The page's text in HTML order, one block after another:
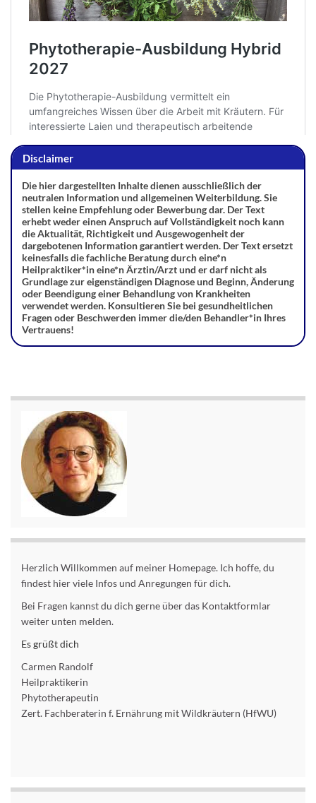
Disclaimer
Die hier dargestellten Inhalte dienen ausschließlich der
neutralen Information und allgemeinen Weiterbildung. Sie
stellen keine Empfehlung oder Bewerbung dar. Der Text
erhebt weder einen Anspruch auf Vollständigkeit noch kann
die Aktualität, Richtigkeit und Ausgewogenheit der
dargebotenen Information garantiert werden. Der Text ersetzt
keinesfalls die fachliche Beratung durch eine*n
Heilpraktiker*in eine*n Ärztin/Arzt und er darf nicht als
Grundlage zur eigenständigen Diagnose und Beginn, Änderung
oder Beendigung einer Behandlung von Krankheiten
verwendet werden. Konsultieren Sie bei gesundheitlichen
Fragen oder Beschwerden immer die/den Behandler*in Ihres
Vertrauens!
Herzlich Willkommen auf meiner Homepage. Ich hoffe, du
findest hier viele Infos und Anregungen für dich.
Bei Fragen kannst du dich gerne über das Kontaktformlar
weiter unten melden.
Es grüßt dich
Carmen Randolf
Heilpraktikerin
Phytotherapeutin
Zert. Fachberaterin f. Ernährung mit Wildkräutern (HfWU)